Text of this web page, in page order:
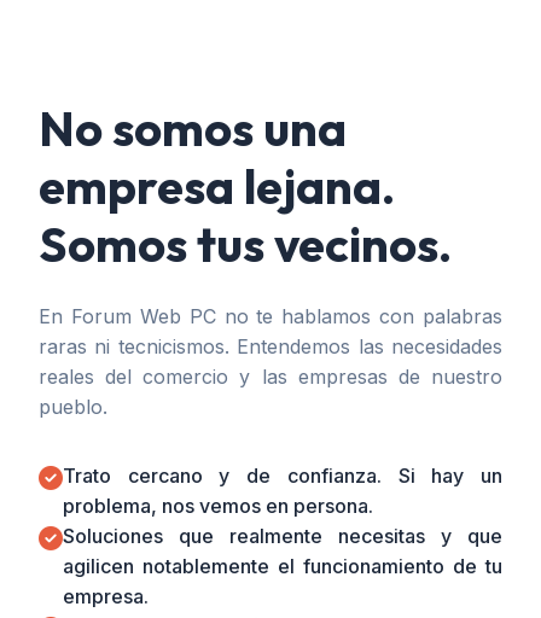
No somos una
empresa lejana.
Somos tus vecinos.
En Forum Web PC no te hablamos con palabras
raras ni tecnicismos. Entendemos las necesidades
reales del comercio y las empresas de nuestro
pueblo.
Trato cercano y de confianza. Si hay un
problema, nos vemos en persona.
Soluciones que realmente necesitas y que
agilicen notablemente el funcionamiento de tu
empresa.